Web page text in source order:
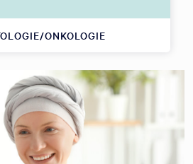
ONKOLOGIE